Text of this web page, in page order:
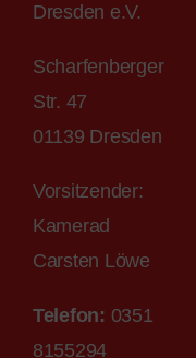
Dresden e.V.
Scharfenberger
Str. 47
01139 Dresden
Vorsitzender:
Kamerad
Carsten Löwe
Telefon: 0351
8155294